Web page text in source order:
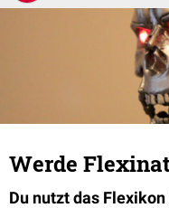
Werde
Du nutzt das